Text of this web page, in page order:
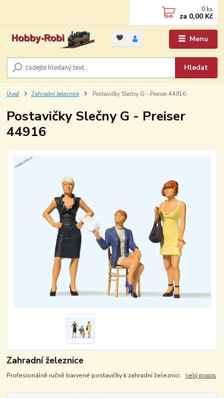
Menu
Hledat
0 ks
za 0,00 Kč
Úvod Zahradní železnice Postavičky Slečny G - Preiser 44916
Postavičky Slečny G - Preiser
44916
Zahradní železnice
Profesionálně ručně barvené postavičky k zahradní železnici. celý popis